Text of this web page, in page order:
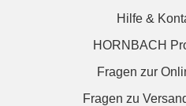
Hilfe &
HORNBACH
Fragen zur
Fragen zu